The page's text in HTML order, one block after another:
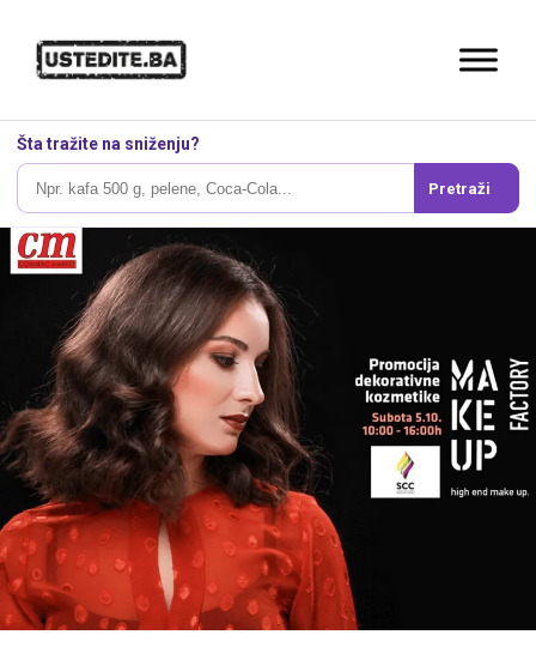
Šta tražite na sniženju?
Pretraži